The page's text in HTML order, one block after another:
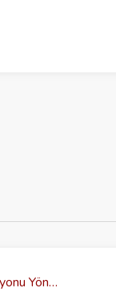
TYBD Çevrimiçi Platform: Yoğun Bakımda Beyin Monitorizasyonu Yöntemleri